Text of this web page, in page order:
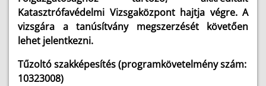
Katasztrófavédelmi Vizsgaközpont hajtja végre. A
vizsgára a tanúsítvány megszerzését követően
lehet jelentkezni.
Tűzoltó szakképesítés (programkövetelmény szám:
10323008)